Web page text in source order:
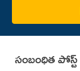
సంబంధిత పోస్ట్